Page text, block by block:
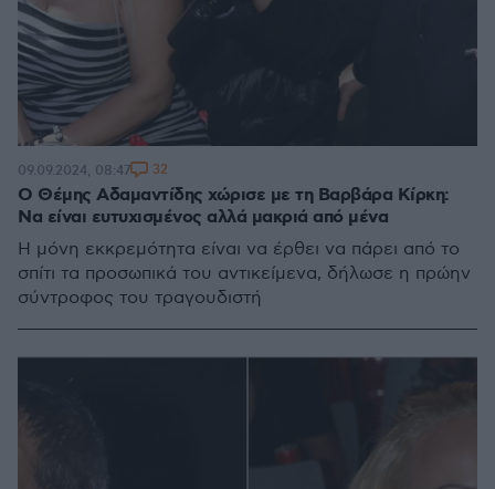
Ο Θέμης Αδαμαντίδης χώρισε με τη Βαρβάρα Κίρκη:
Να είναι ευτυχισμένος αλλά μακριά από μένα
Η μόνη εκκρεμότητα είναι να έρθει να πάρει από το
σπίτι τα προσωπικά του αντικείμενα, δήλωσε η πρώην
σύντροφος του τραγουδιστή
09.09.2024, 08:47 32